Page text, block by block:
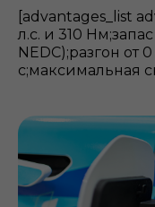
[advantages_list
л.с. и 310
NEDC);разгон от
с;максимальная